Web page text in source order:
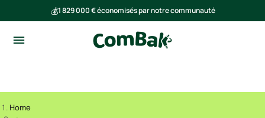
💰1 829 000 € économisés par notre communauté
Home